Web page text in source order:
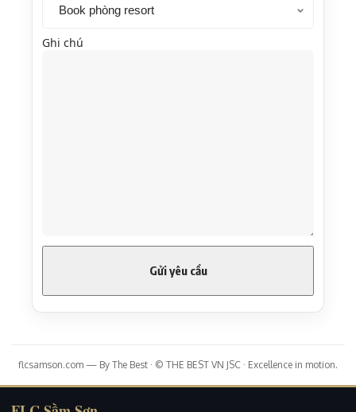
Ghi chú
flcsamson.com — By The Best · © THE BEST VN JSC · Excellence in motion.